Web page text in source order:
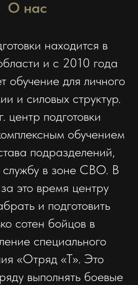
О нас
находится в
и с 2010 года
обучение для личного
и силовых структур.
подготовки
обучением
подразделений,
службу в зоне СВО. В
это время центру
и подготовить
сотен бойцов в
специального
«Отряд «Т». Это
выполнять боевые